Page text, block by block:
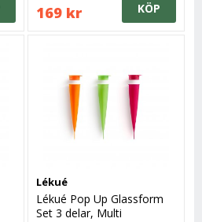
169 kr KÖP
Lékué
Lékué Pop Up Glassform
Set 3 delar, Multi